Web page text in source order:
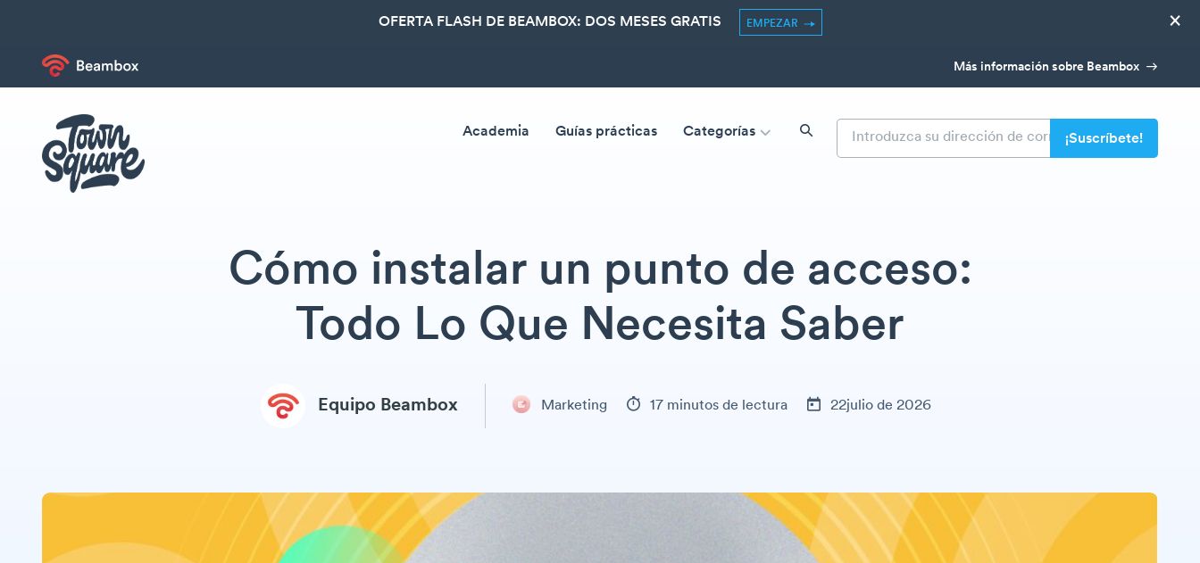
OFERTA FLASH DE BEAMBOX: DOS MESES GRATIS EMPEZAR ×
Más información sobre Beambox
Academia Guías prácticas Categorías
Cómo instalar un punto de acceso:
Todo Lo Que Necesita Saber
Equipo Beambox Marketing 17 minutos de lectura 22julio de 2026